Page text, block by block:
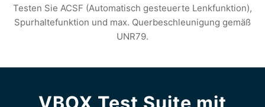
Testen Sie ACSF (Automatisch gesteuerte Lenkfunktion),
Spurhaltefunktion und max. Querbeschleunigung gemäß
UNR79.
VBOX Test Suite mit